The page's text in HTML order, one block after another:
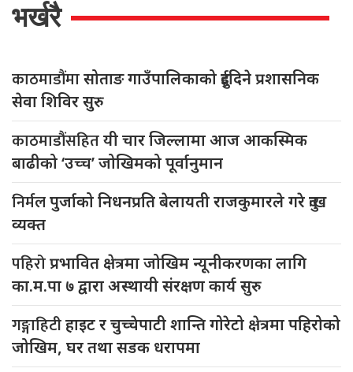
भर्खरै
काठमाडौंमासोताङ गाउँपालिकाको दुईदिने प्रशासनिक
सेवा शिविर सुरु
काठमाडौंसहितयी चार जिल्लामा आज आकस्मिक
बाढीको ‘उच्च’ जोखिमको पूर्वानुमान
निर्मलपुर्जाको निधनप्रति बेलायती राजकुमारले गरे दुःख
व्यक्त
पहिरोप्रभावित क्षेत्रमा जोखिम न्यूनीकरणका लागि
का.म.पा ७ द्वारा अस्थायी संरक्षण कार्य सुरु
गङ्गाहिटीहाइट र चुच्चेपाटी शान्ति गोरेटो क्षेत्रमा पहिरोको
जोखिम, घर तथा सडक धरापमा